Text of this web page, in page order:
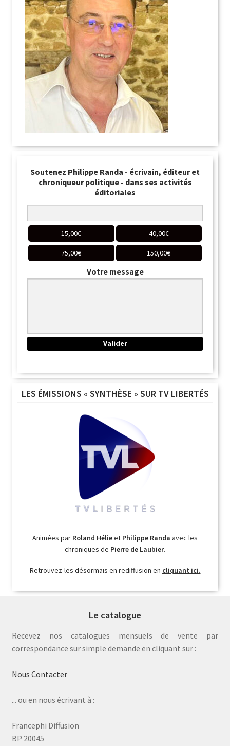
Soutenez Philippe Randa - écrivain, éditeur et
chroniqueur politique - dans ses activités
éditoriales
15,00€ 40,00€
75,00€ 150,00€
Votre message
LES ÉMISSIONS « SYNTHÈSE » SUR TV LIBERTÉS
Animées par Roland Hélieet Philippe Randa avec les
chroniques de Pierre de Laubier.
Retrouvez-les désormais en rediffusion en cliquant ici.
Le catalogue
Recevez nos catalogues mensuels de vente par
correspondance sur simple demande en cliquant sur :
Nous Contacter
... ou en nous écrivant à :
Francephi Diffusion
BP 20045